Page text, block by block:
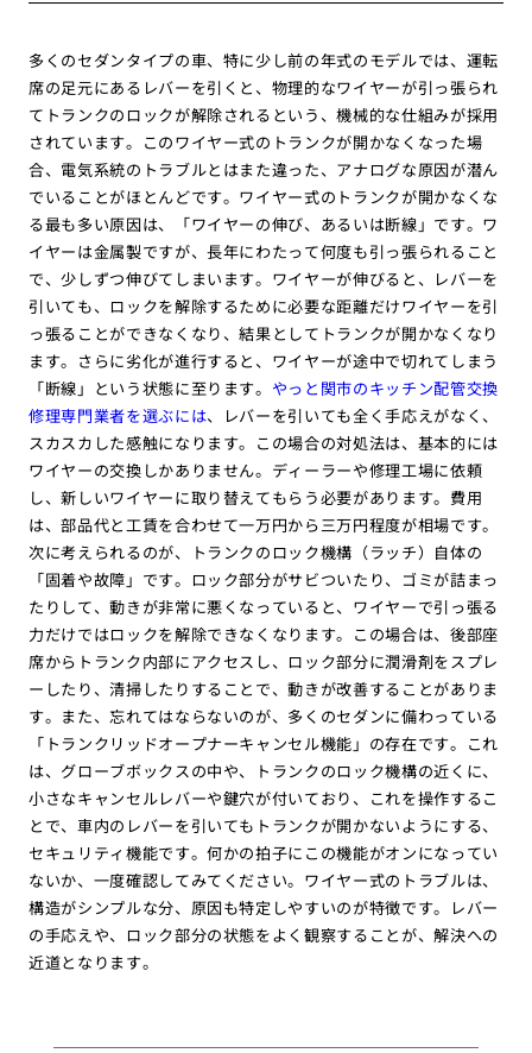
多くのセダンタイプの車、特に少し前の年式のモデルでは、運転
席の足元にあるレバーを引くと、物理的なワイヤーが引っ張られ
てトランクのロックが解除されるという、機械的な仕組みが採用
されています。このワイヤー式のトランクが開かなくなった場
合、電気系統のトラブルとはまた違った、アナログな原因が潜ん
でいることがほとんどです。ワイヤー式のトランクが開かなくな
る最も多い原因は、「ワイヤーの伸び、あるいは断線」です。ワ
イヤーは金属製ですが、長年にわたって何度も引っ張られること
で、少しずつ伸びてしまいます。ワイヤーが伸びると、レバーを
引いても、ロックを解除するために必要な距離だけワイヤーを引
っ張ることができなくなり、結果としてトランクが開かなくなり
ます。さらに劣化が進行すると、ワイヤーが途中で切れてしまう
「断線」という状態に至ります。 やっと関市のキッチン配管交換
修理専門業者を選ぶには、レバーを引いても全く手応えがなく、
スカスカした感触になります。この場合の対処法は、基本的には
ワイヤーの交換しかありません。ディーラーや修理工場に依頼
し、新しいワイヤーに取り替えてもらう必要があります。費用
は、部品代と工賃を合わせて一万円から三万円程度が相場です。
次に考えられるのが、トランクのロック機構（ラッチ）自体の
「固着や故障」です。ロック部分がサビついたり、ゴミが詰まっ
たりして、動きが非常に悪くなっていると、ワイヤーで引っ張る
力だけではロックを解除できなくなります。この場合は、後部座
席からトランク内部にアクセスし、ロック部分に潤滑剤をスプレ
ーしたり、清掃したりすることで、動きが改善することがありま
す。また、忘れてはならないのが、多くのセダンに備わっている
「トランクリッドオープナーキャンセル機能」の存在です。これ
は、グローブボックスの中や、トランクのロック機構の近くに、
小さなキャンセルレバーや鍵穴が付いており、これを操作するこ
とで、車内のレバーを引いてもトランクが開かないようにする、
セキュリティ機能です。何かの拍子にこの機能がオンになってい
ないか、一度確認してみてください。ワイヤー式のトラブルは、
構造がシンプルな分、原因も特定しやすいのが特徴です。レバー
の手応えや、ロック部分の状態をよく観察することが、解決への
近道となります。